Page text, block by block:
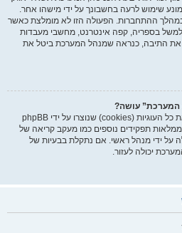
שימוש לרעה בחשבונך על ידי מישהו אחר.
ההתחברות. הפעולה הזו לא מומלצת כאשר
בספריה, קפה אינטרנט, מחשבי מעבדות
את התיבה, כנראה שמנהל המערכת ביטל את
המערכת” עושה?
"מחק את כל עוגיות המערכת" מוחק את כל העוגיות (cookies) שנוצרו על ידי phpBB
ממלאות תפקידים נוספים כמו מעקב קריאה של
על ידי מנהל ראשי. אם נתקלת בבעיות של
יכולה לעזור.